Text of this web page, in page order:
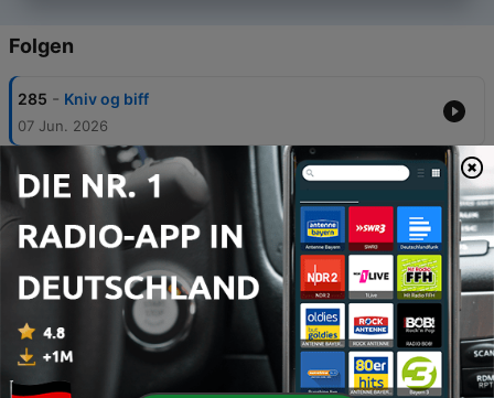
Folgen
285 - Kniv og biff
07 Jun. 2026
284 - Tid for VM: Gruppe L
31 Mai 2026
283 - Tid for VM: Gruppe K
Tid for VM: Gruppe J
29 Mai 2026
281 - Tunge skudd